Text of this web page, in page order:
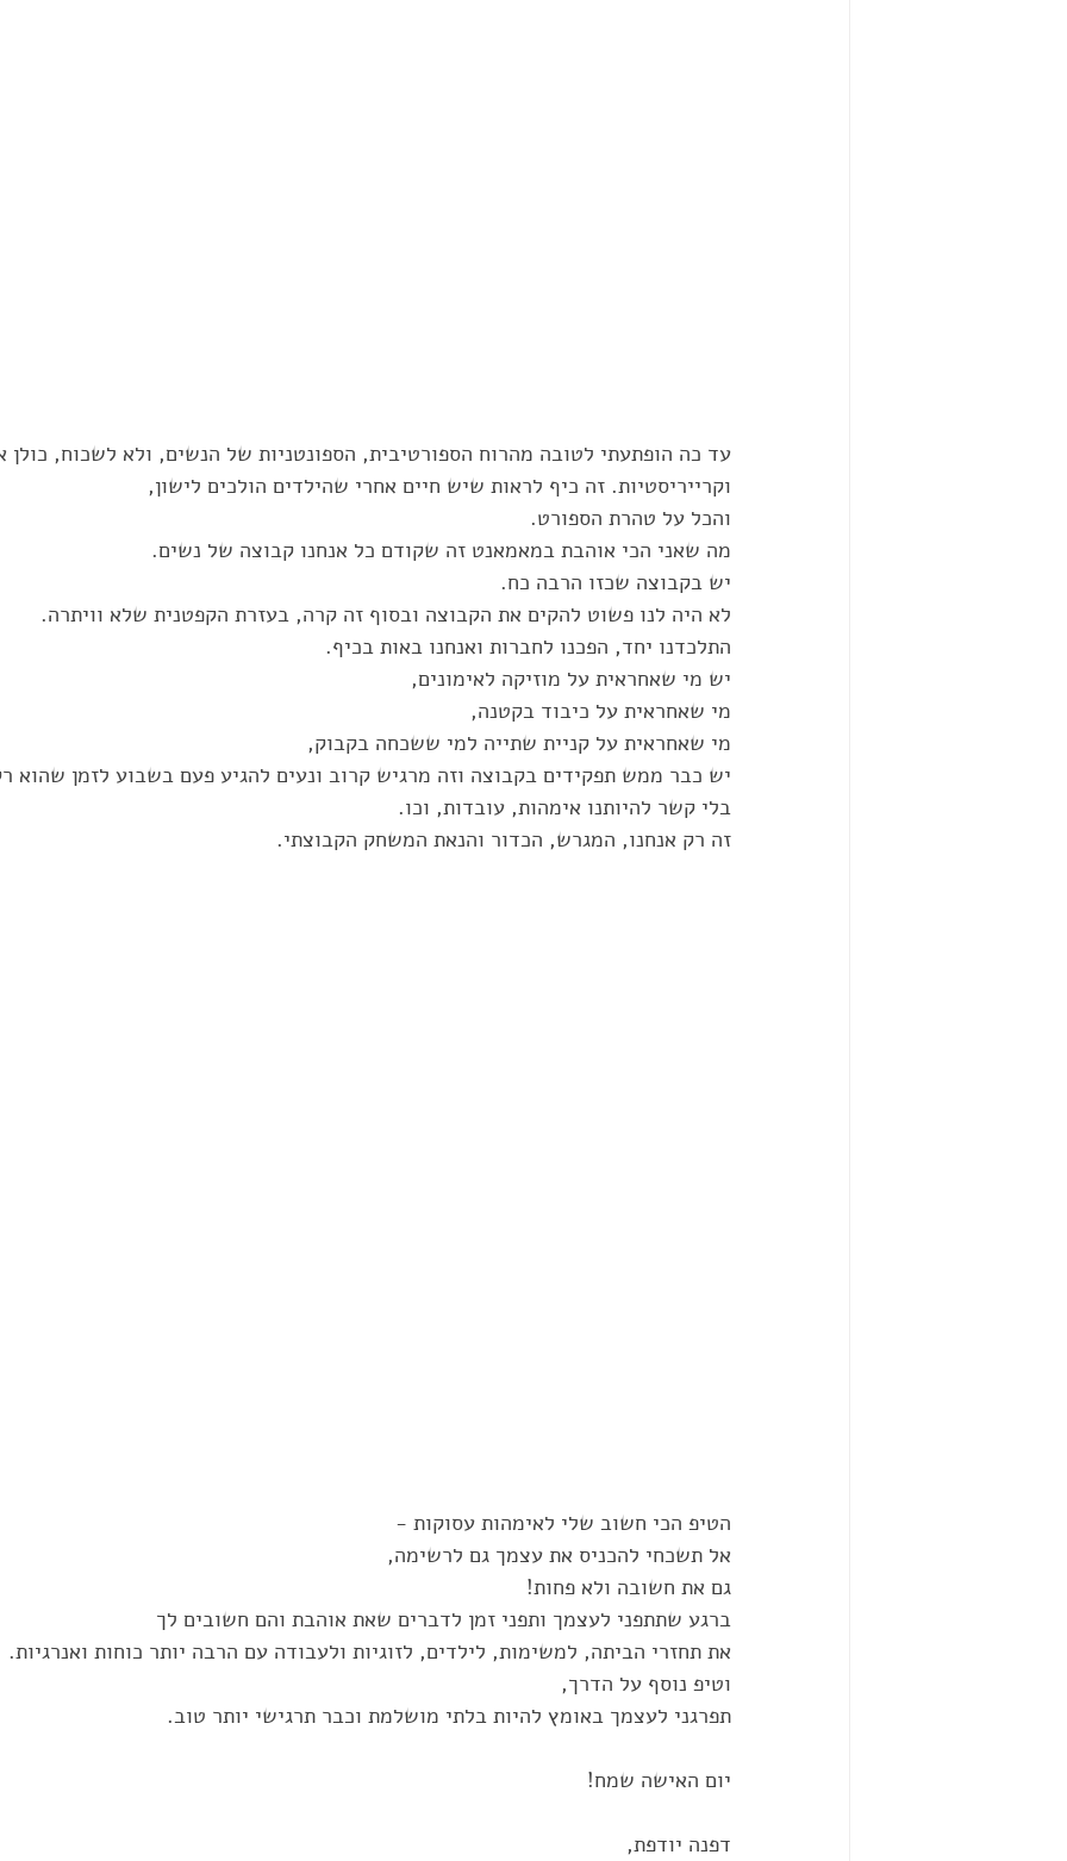
עד כה הופתעתי לטובה מהרוח הספורטיבית, הספונטניות של הנשים, ולא לשכוח, כולן
וקרייריסטיות. זה כיף לראות שיש חיים אחרי שהילדים הולכים לישון,
והכל על טהרת הספורט.
מה שאני הכי אוהבת במאמאנט זה שקודם כל אנחנו קבוצה של נשים.
יש בקבוצה שכזו הרבה כח.
לא היה לנו פשוט להקים את הקבוצה ובסוף זה קרה, בעזרת הקפטנית שלא וויתרה.
התלכדנו יחד, הפכנו לחברות ואנחנו באות בכיף.
יש מי שאחראית על מוזיקה לאימונים,
מי שאחראית על כיבוד בקטנה,
מי שאחראית על קניית שתייה למי ששכחה בקבוק,
יש כבר ממש תפקידים בקבוצה וזה מרגיש קרוב ונעים להגיע פעם בשבוע לזמן שהוא
בלי קשר להיותנו אימהות, עובדות, וכו.
זה רק אנחנו, המגרש, הכדור והנאת המשחק הקבוצתי.
הטיפ הכי חשוב שלי לאימהות עסוקות -
אל תשכחי להכניס את עצמך גם לרשימה,
גם את חשובה ולא פחות!
ברגע שתתפני לעצמך ותפני זמן לדברים שאת אוהבת והם חשובים לך
את תחזרי הביתה, למשימות, לילדים, לזוגיות ולעבודה עם הרבה יותר כוחות ואנרגיות.
וטיפ נוסף על הדרך,
תפרגני לעצמך באומץ להיות בלתי מושלמת וכבר תרגישי יותר טוב.
יום האישה שמח!
דפנה יודפת,